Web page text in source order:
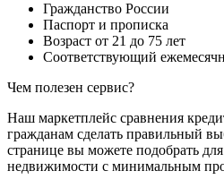
Гражданство России
Паспорт и прописка
Возраст от 21 до 75 лет
Соответствующий
Чем полезен сервис?
Наш маркетплейс сравнения
гражданам сделать правильный
странице вы можете подобрать
недвижимости с минимальным